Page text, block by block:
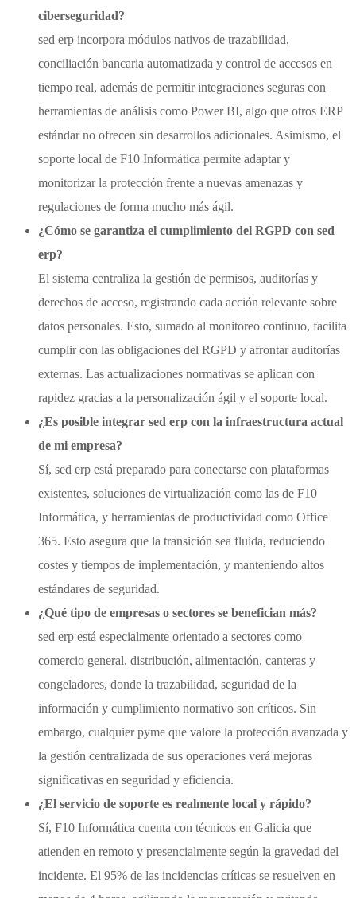
ciberseguridad?
sed erp incorpora módulos nativos de trazabilidad,
conciliación bancaria automatizada y control de accesos en
tiempo real, además de permitir integraciones seguras con
herramientas de análisis como Power BI, algo que otros ERP
estándar no ofrecen sin desarrollos adicionales. Asimismo, el
soporte local de F10 Informática permite adaptar y
monitorizar la protección frente a nuevas amenazas y
regulaciones de forma mucho más ágil.
¿Cómo se garantiza el cumplimiento del RGPD con sed
erp?
El sistema centraliza la gestión de permisos, auditorías y
derechos de acceso, registrando cada acción relevante sobre
datos personales. Esto, sumado al monitoreo continuo, facilita
cumplir con las obligaciones del RGPD y afrontar auditorías
externas. Las actualizaciones normativas se aplican con
rapidez gracias a la personalización ágil y el soporte local.
¿Es posible integrar sed erp con la infraestructura actual
de mi empresa?
Sí, sed erp está preparado para conectarse con plataformas
existentes, soluciones de virtualización como las de F10
Informática, y herramientas de productividad como Office
365. Esto asegura que la transición sea fluida, reduciendo
costes y tiempos de implementación, y manteniendo altos
estándares de seguridad.
¿Qué tipo de empresas o sectores se benefician más?
sed erp está especialmente orientado a sectores como
comercio general, distribución, alimentación, canteras y
congeladores, donde la trazabilidad, seguridad de la
información y cumplimiento normativo son críticos. Sin
embargo, cualquier pyme que valore la protección avanzada y
la gestión centralizada de sus operaciones verá mejoras
significativas en seguridad y eficiencia.
¿El servicio de soporte es realmente local y rápido?
Sí, F10 Informática cuenta con técnicos en Galicia que
atienden en remoto y presencialmente según la gravedad del
incidente. El 95% de las incidencias críticas se resuelven en